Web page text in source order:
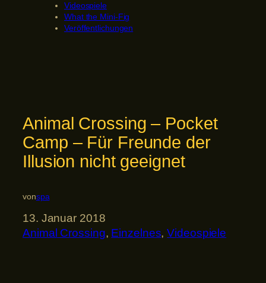
Videospiele
What the Mini-Fig
Veröffentlichungen
Animal Crossing – Pocket
Camp – Für Freunde der
Illusion nicht geeignet
vonspa
13. Januar 2018
Animal Crossing, Einzelnes, Videospiele